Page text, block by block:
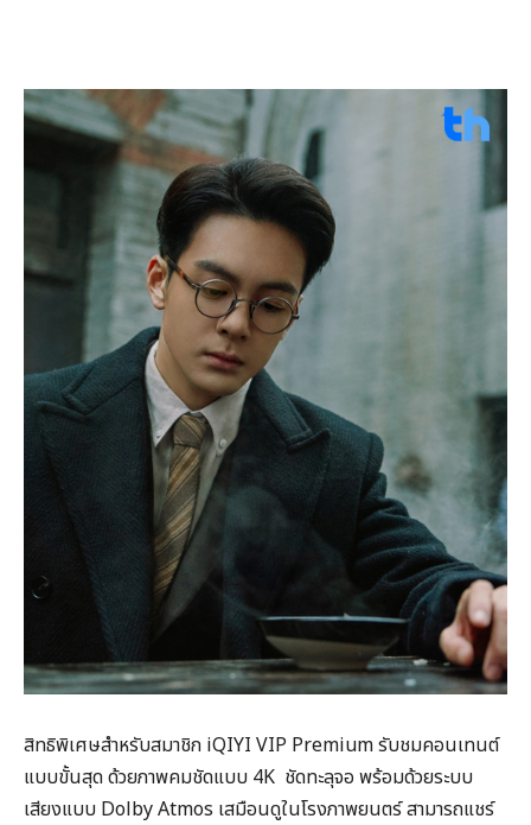
สิทธิพิเศษสำหรับสมาชิก iQIYI VIP Premium รับชมคอนเทนต์
แบบขั้นสุด ด้วยภาพคมชัดแบบ 4K ชัดทะลุจอ พร้อมด้วยระบบ
เสียงแบบ Dolby Atmos เสมือนดูในโรงภาพยนตร์ สามารถแชร์